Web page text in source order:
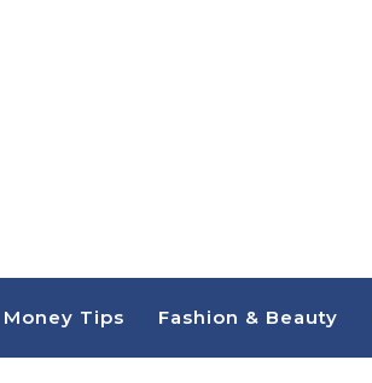
Money Tips Fashion & Beauty